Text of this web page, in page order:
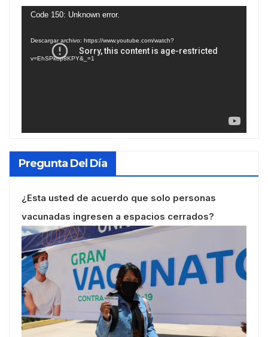
Reproductor
Code 150: Unknown error.
Descargar archivo: https://www.youtube.com/watch?
v=EhSPkop8KPY&_=1
Pregunta Del Día
¿Esta usted de acuerdo que solo personas
vacunadas ingresen a espacios cerrados?